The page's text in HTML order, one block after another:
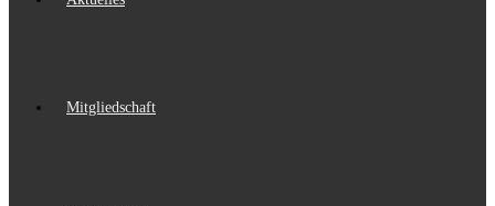
Mitgliedschaft